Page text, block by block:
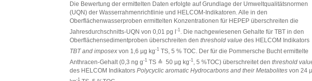
Die Bewertung der ermittelten Daten erfolgte auf Grundlage der Umweltqualitätsnormen
(UQN) der Wasserrahmenrichtlinie und HELCOM-Indikatoren. Alle in den
Oberflächenwasserproben ermittelten Konzentrationen für HEPEP überschreiten die
Jahresdurchschnitts-UQN von 0,01 pg l
‑1 . Die nachgewiesenen Gehalte für TBT in den
Oberflächensedimentproben überschreiten den threshold value des HELCOM Indikators
TBT and imposex von 1,6 µg kg-1 TS, 5 % TOC. Der für die Pommersche Bucht ermittelte
Anthracen-Gehalt (0,3 ng g-1 TS ≙ 50 µg kg-1 , 5 %TOC) überschreitet den threshold
des HELCOM Indikators Polycyclic aromatic Hydrocarbons and their Metabolites von 24
-1